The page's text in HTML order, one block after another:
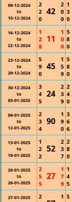
09-12-2024
to
15-12-2024
2
2
0
42
2
0
0
1
3
0
16-12-2024
to
22-12-2024
1
2
8
11
1
0
0
5
8
0
23-12-2024
to
29-12-2024
5
9
0
45
1
5
9
5
8
0
30-12-2024
to
05-01-2025
3
4
5
24
2
3
9
2
4
0
06-01-2025
to
12-01-2025
2
3
4
90
1
9
0
3
6
6
13-01-2025
to
19-01-2025
1
2
2
52
2
3
7
2
8
0
20-01-2025
to
26-01-2025
2
5
5
27
1
7
9
1
4
5
27-01-2025
2
1 5